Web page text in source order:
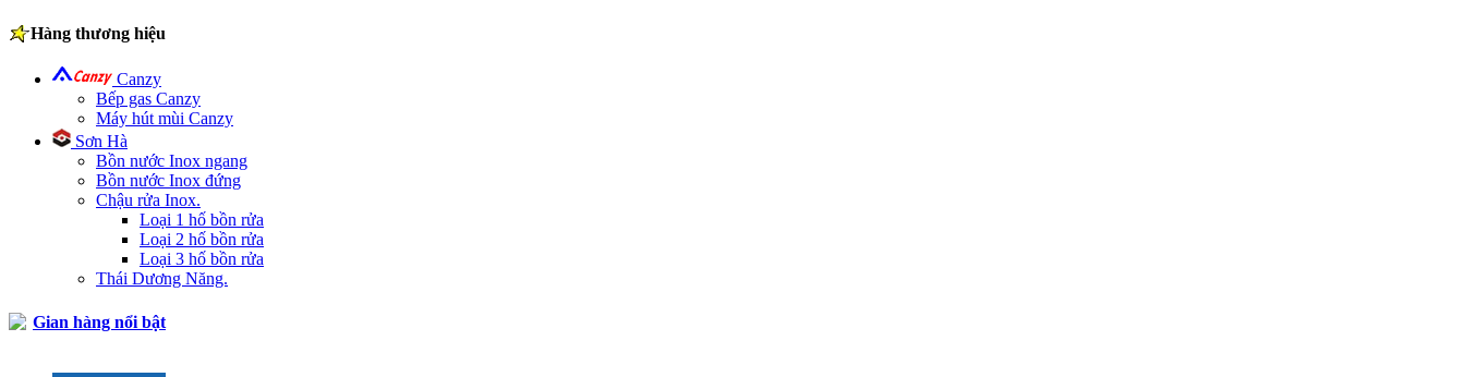
Hàng thương hiệu
Canzy
Bếp gas Canzy
Máy hút mùi Canzy
Sơn Hà
Bồn nước Inox ngang
Bồn nước Inox đứng
Chậu rửa Inox.
Loại 1 hố bồn rửa
Loại 2 hố bồn rửa
Loại 3 hố bồn rửa
Thái Dương Năng.
Gian hàng nổi bật